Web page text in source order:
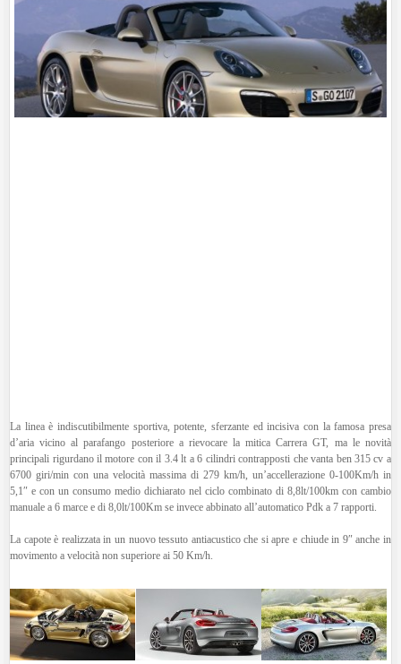
La linea è indiscutibilmente sportiva, potente, sferzante ed incisiva con la famosa presa
d’aria vicino al parafango posteriore a rievocare la mitica Carrera GT, ma le novità
principali rigurdano il motore con il 3.4 lt a 6 cilindri contrapposti che vanta ben 315 cv a
6700 giri/min con una velocità massima di 279 km/h, un’accellerazione 0-100Km/h in
5,1″ e con un consumo medio dichiarato nel ciclo combinato di 8,8lt/100km con cambio
manuale a 6 marce e di 8,0lt/100Km se invece abbinato all’automatico Pdk a 7 rapporti.
La capote è realizzata in un nuovo tessuto antiacustico che si apre e chiude in 9″ anche in
movimento a velocità non superiore ai 50 Km/h.